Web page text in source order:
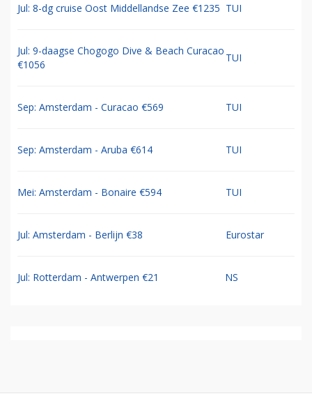
Jul: 8-dg cruise Oost Middellandse Zee €1235 TUI
Jul: 9-daagse Chogogo Dive & Beach Curacao
€1056
TUI
Sep: Amsterdam - Curacao €569 TUI
Sep: Amsterdam - Aruba €614 TUI
Mei: Amsterdam - Bonaire €594 TUI
Jul: Amsterdam - Berlijn €38 Eurostar
Jul: Rotterdam - Antwerpen €21 NS